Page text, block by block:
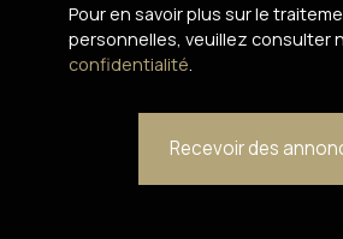
Pour en savoir plus sur le
personnelles, veuillez consulter
confidentialité
Recevoir des